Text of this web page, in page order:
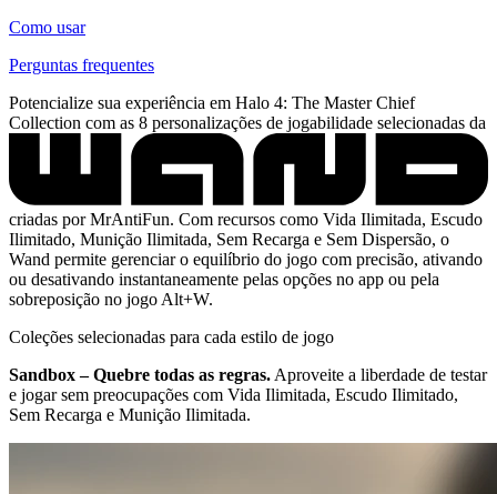
Como usar
Perguntas frequentes
Potencialize sua experiência em Halo 4: The Master Chief
Collection com as 8 personalizações de jogabilidade selecionadas da
criadas por MrAntiFun. Com recursos como Vida Ilimitada, Escudo
Ilimitado, Munição Ilimitada, Sem Recarga e Sem Dispersão, o
Wand permite gerenciar o equilíbrio do jogo com precisão, ativando
ou desativando instantaneamente pelas opções no app ou pela
sobreposição no jogo Alt+W.
Coleções selecionadas para cada estilo de jogo
Sandbox – Quebre todas as regras. Aproveite a liberdade de testar
e jogar sem preocupações com Vida Ilimitada, Escudo Ilimitado,
Sem Recarga e Munição Ilimitada.